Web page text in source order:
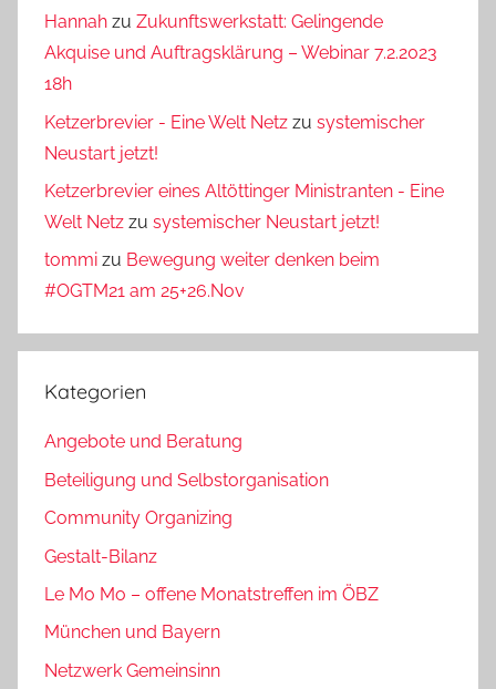
Hannah zu Zukunftswerkstatt: Gelingende
Akquise und Auftragsklärung – Webinar 7.2.2023
18h
Ketzerbrevier - Eine Welt Netz zu systemischer
Neustart jetzt!
Ketzerbrevier eines Altöttinger Ministranten - Eine
Welt Netz zu systemischer Neustart jetzt!
tommi zu Bewegung weiter denken beim
#OGTM21 am 25+26.Nov
Kategorien
Angebote und Beratung
Beteiligung und Selbstorganisation
Community Organizing
Gestalt-Bilanz
Le Mo Mo – offene Monatstreffen im ÖBZ
München und Bayern
Netzwerk Gemeinsinn